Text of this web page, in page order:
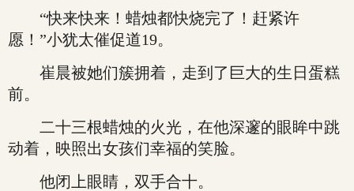
“快来快来！蜡烛都快烧完了！赶紧许
愿！”小犹太催促道19。
崔晨被她们簇拥着，走到了巨大的生日蛋糕
前。
二十三根蜡烛的火光，在他深邃的眼眸中跳
动着，映照出女孩们幸福的笑脸。
他闭上眼睛，双手合十。